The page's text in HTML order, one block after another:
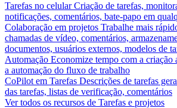
Tarefas no celular Criação de tarefas,
notificações, comentários, bate-papo em
Colaboração em projetos Trabalhe mais
chamadas de vídeo, comentários,
documentos, usuários externos, modelos de
Automação Economize tempo com a criação
a automação do fluxo de trabalho
CoPilot em Tarefas Descrições de tarefas
das tarefas, listas de verificação, comentários
Ver todos os recursos de Tarefas e projetos